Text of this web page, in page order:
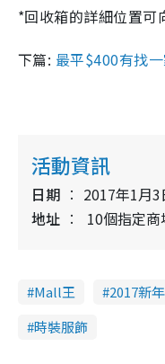
*回收箱的詳細位置可
下篇: 最平$400有找
活動資訊
日期
2017年1月
地址
10個指定商
Mall王 2017新
時裝服飾